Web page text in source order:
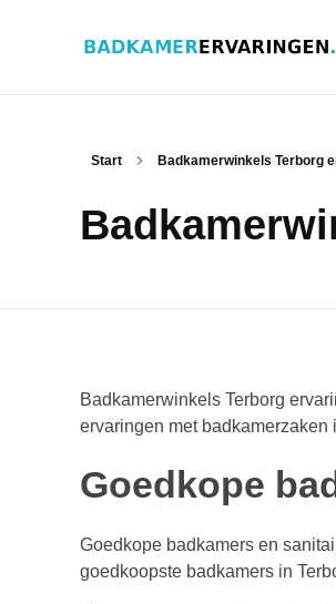
Start Badkamerwinkels Terborg
Badkamerwinkels Terborg
ervaringen met badkamerzaken
Goedkope
Goedkope badkamers en
goedkoopste badkamers in